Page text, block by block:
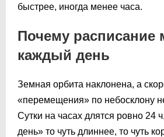
быстрее, иногда менее часа.
Почему расписание
каждый день
Земная орбита наклонена, а
«перемещения» по небосклону
Сутки на часах длятся ровно 24
день» то чуть длиннее, то чуть